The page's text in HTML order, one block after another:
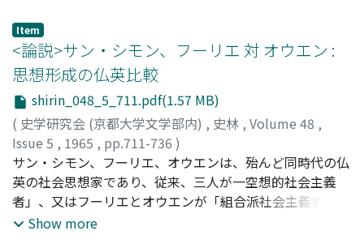
反映し、同時に、仁斎の社会的対決の姿勢を明示してい
る。寛文期は、京都商業資本家の挫折が確定的となった時
代であった。
畔に逹したのにすぎなかったが、やがてチャガタイ汗国の
成立とともにインドに対して本格的な征服戦を展開し、デ
リーのスルターン政権 (Delhi Sultanat) の背後を脅した。
本稿はその経過を跡づけ、あわせてその史的意義を検討し
ようと試みたものである。
Item
<論説>サン・シモン、フーリエ 対 オウエン :
思想形成の仏英比較
shirin_048_5_711.pdf(1.57 MB)
( 史学研究会 (京都大学文学部内) , 史林 , Volume 48 ,
Issue 5 , 1965 , pp.711-736 )
堀井, 敏夫;Horii, Toshio; ホリイ, トシオ
サン・シモン、フーリエ、オウエンは、殆んど同時代の仏
英の社会思想家であり、従来、三人が一空想的社会主義
者」、又はフーリエとオウエンが「組合派社会主義者」と
同じように目されてきた。このような見方は、三人又は二
Show more